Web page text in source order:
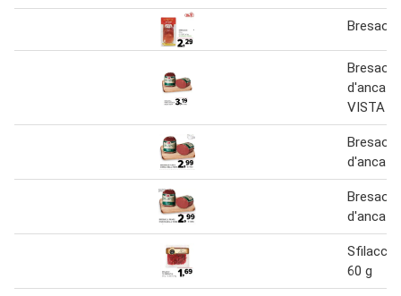
d'anca
VISTA
d'anca
d'anca
Sfilacci
60 g